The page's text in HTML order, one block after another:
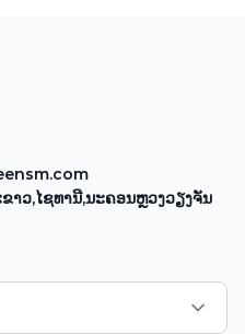
ວ,ໄຊທານີ,ນະຄອນຫຼວງວຽງຈັນ